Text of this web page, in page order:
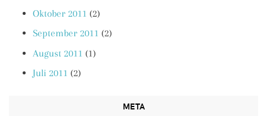
Oktober 2011 (2)
September 2011 (2)
August 2011 (1)
Juli 2011 (2)
META